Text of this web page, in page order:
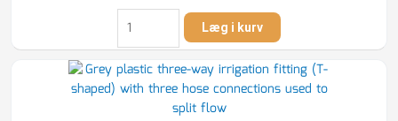
Gardena
Pipeline
tee
25
mm
Læg i kurv